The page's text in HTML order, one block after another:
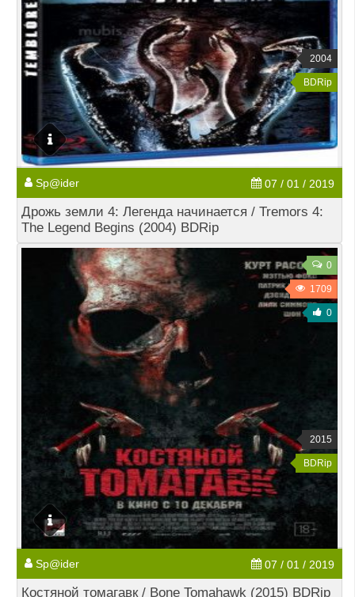
2004
BDRip
Sp@ider 07 / 01 / 2019
Дрожь земли 4: Легенда начинается / Tremors 4:
The Legend Begins (2004) BDRip
0
1709
0
2015
BDRip
Sp@ider 07 / 01 / 2019
Костяной томагавк / Bone Tomahawk (2015) BDRip